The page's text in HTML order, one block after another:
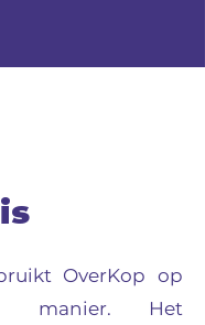
OverKop op
manier. Het